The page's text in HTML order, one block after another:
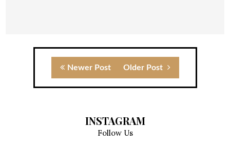
Newer Post Older Post
INSTAGRAM
Follow Us